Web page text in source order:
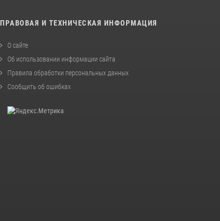
ПРАВОВАЯ И ТЕХНИЧЕСКАЯ ИНФОРМАЦИЯ
О сайте
Об использовании информации сайта
Правила обработки персональных данных
Сообщить об ошибках